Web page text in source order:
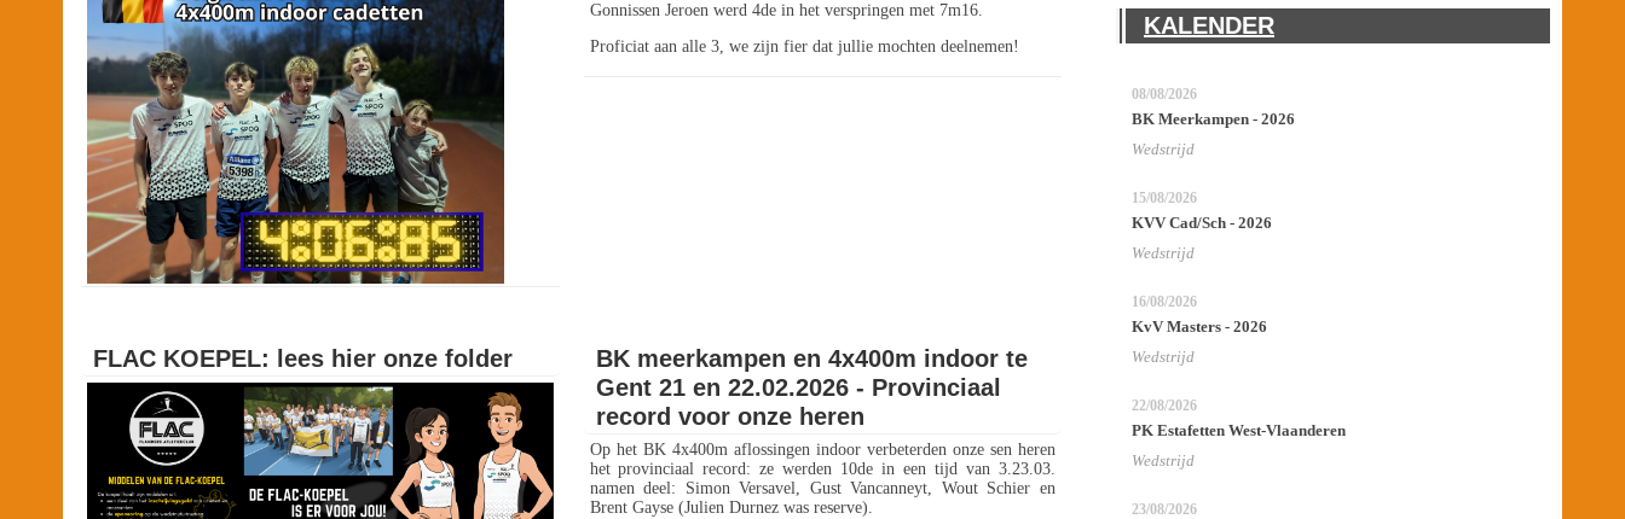
Gonnissen Jeroen werd 4de in het verspringen met 7m16.
Proficiat aan alle 3, we zijn fier dat jullie mochten deelnemen!
FLAC KOEPEL: lees hier onze folder
BK meerkampen en 4x400m indoor te
Gent 21 en 22.02.2026 - Provinciaal
record voor onze heren
Op het BK 4x400m aflossingen indoor verbeterden onze sen heren
het provinciaal record: ze werden 10de in een tijd van 3.23.03.
namen deel: Simon Versavel, Gust Vancanneyt, Wout Schier en
Brent Gayse (Julien Durnez was reserve).
KALENDER
08/08/2026
BK Meerkampen - 2026
Wedstrijd
15/08/2026
KVV Cad/Sch - 2026
Wedstrijd
16/08/2026
KvV Masters - 2026
Wedstrijd
22/08/2026
PK Estafetten West-Vlaanderen
Wedstrijd
23/08/2026